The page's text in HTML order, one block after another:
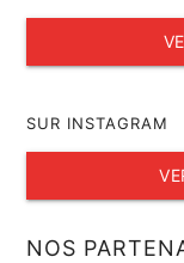
SUR INSTAGRAM
NOS